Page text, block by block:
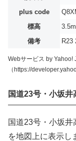
plus code
標高
3.5m
備考 R23
Webサービス by Yahoo!
（https://
国道23号・小坂
国道23号・小坂
を地図上に表示し